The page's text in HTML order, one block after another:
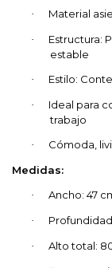
· Material
·
Estructura:
estable
· Estilo:
·
Ideal para
trabajo
·
Cómoda,
Medidas:
· Ancho: 47
·
· Alto total: